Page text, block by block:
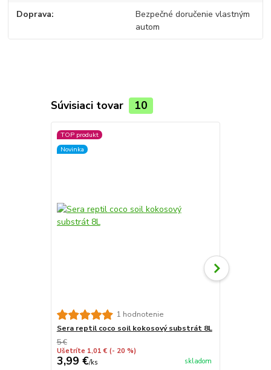
Doprava
Bezpečné doručenie vlastným
autom
Súvisiaci tovar 10
TOP produkt
Novinka
1 hodnotenie
Sera reptil coco soil kokosový substrát 8L
5 €
Ušetríte 1,01 € (- 20 %)
3,99 €/ks skladom